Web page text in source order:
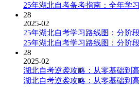
25年湖北自考备考指南：全年学
28
2025-02
25年湖北自考学习路线图：分阶
25年湖北自考学习路线图：分阶
28
2025-02
湖北自考逆袭攻略：从零基础到
湖北自考逆袭攻略：从零基础到